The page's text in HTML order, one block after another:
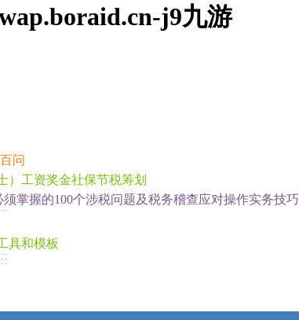
j9九游
问
）工资奖金社保节税筹划
掌握的100个涉税问题及税务稽查应对操作实务技巧
具和模板